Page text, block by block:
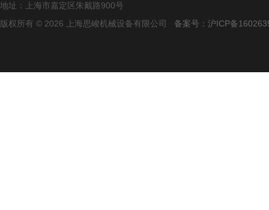
地址：上海市嘉定区朱戴路900号
版权所有 © 2026 上海思峻机械设备有限公司 备案号：沪ICP备